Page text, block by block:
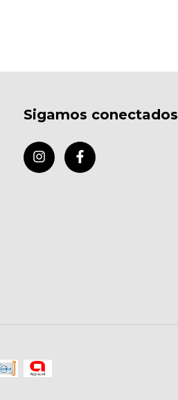
Sigamos conectados